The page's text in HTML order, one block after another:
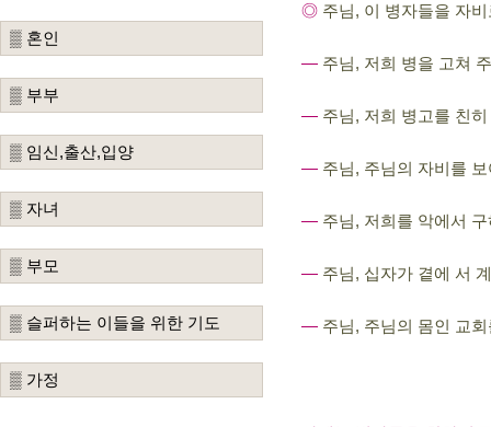
▒ 혼인
▒ 부부
▒ 임신,출산,입양
▒ 자녀
▒ 부모
▒ 슬퍼하는 이들을 위한 기도
▒ 가정
◎ 주님, 이 병자들을 자
― 주님, 저희 병을 고쳐
― 주님, 저희 병고를 친
― 주님, 주님의 자비를
― 주님, 저희를 악에서
― 주님, 십자가 곁에 서
― 주님, 주님의 몸인 교